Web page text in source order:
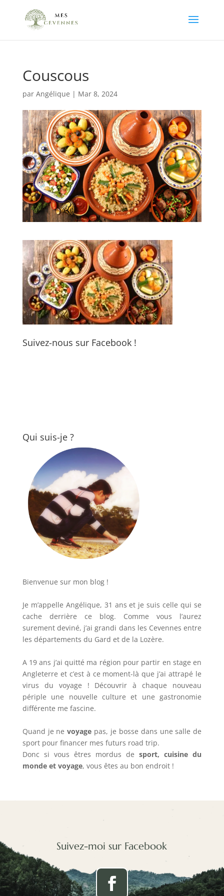
Couscous
par Angélique | Mar 8, 2024
Suivez-nous sur Facebook !
Qui suis-je ?
Bienvenue sur mon blog !
Je m’appelle Angélique, 31 ans et je suis celle qui se
cache derrière ce blog. Comme vous l’aurez
surement deviné, j’ai grandi dans les Cevennes entre
les départements du Gard et de la Lozère.
A 19 ans j’ai quitté ma région pour partir en stage en
Angleterre et c’est à ce moment-là que j’ai attrapé le
virus du voyage ! Découvrir à chaque nouveau
périple une nouvelle culture et une gastronomie
différente me fascine.
Quand je nevoyage pas, je bosse dans une salle de
sport pour financer mes futurs road trip.
Donc si vous êtres mordus desport, cuisine du
monde et voyage, vous êtes au bon endroit !
Suivez-moi sur Facebook